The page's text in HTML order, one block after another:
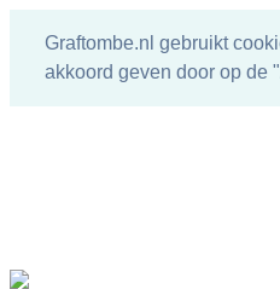
Graftombe.nl gebruikt
akkoord geven door op de